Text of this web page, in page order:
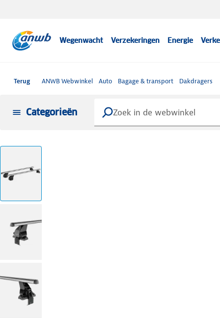
Wegenwacht Verzekeringen Energie
Terug ANWB Webwinkel Auto Bagage & transport Dakdragers
Categorieën